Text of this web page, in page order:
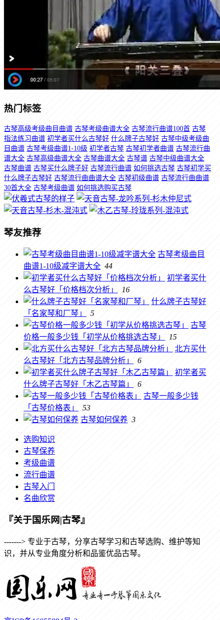
热门标签
古琴高级考级曲目曲谱 古琴考级曲谱大全 古琴流行曲谱100首 古琴
指法练习曲谱 初学者买什么古琴好 什么牌子古琴好 古琴中级考级曲
目曲谱 古琴考级曲谱1-10级 初学者古琴 古琴初学者曲谱 古琴流行曲
谱大全 古琴高级曲谱大全 古琴曲谱大全 古琴谱 古琴中级曲谱大全
古琴曲谱 古琴买什么牌子好 古琴流行曲谱 如何挑选古琴 古琴初学买
什么牌子古琴好 古琴流行曲曲谱大全 古琴初级曲谱 古琴流行曲曲谱
30首大全 古琴考级曲谱 如何挑选购买古琴
琴友推荐
古琴考级曲目
曲谱1-10级减字谱大全 44
初学者买什
么古琴好「价格档次分析」
16
什么牌子古琴好
「名家琴和厂琴」
5
古琴
价格一般多少钱「初学从价格挑选古琴」
15
北方买什
么古琴好「北方古琴品牌分析」
6
初学者买
什么牌子古琴好「木乙古琴篇」
6
古琴一般多少钱
「古琴价格表」
53
古琴如何保养 3
选购知识
古琴保养
考级曲谱
流行曲谱
古琴入门
名曲欣赏
『关于国乐网|古琴』
-------> 专业于古琴，分享古琴学习和古琴选购、维护等知
识，并从专业角度分析和品鉴优品古琴。